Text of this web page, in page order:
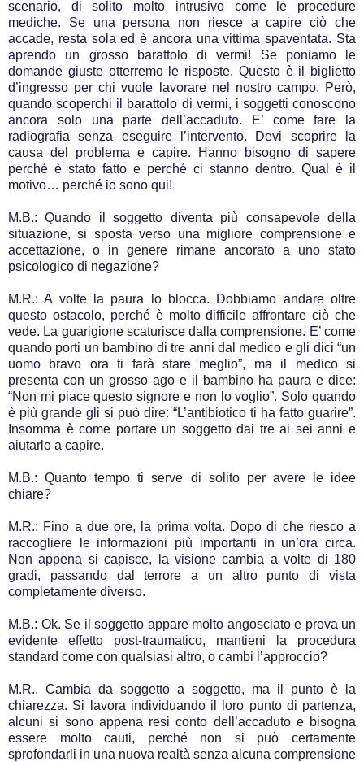
scenario, di solito molto intrusivo come le procedure
mediche. Se una persona non riesce a capire ciò che
accade, resta sola ed è ancora una vittima spaventata. Sta
aprendo un grosso barattolo di vermi! Se poniamo le
domande giuste otterremo le risposte. Questo è il biglietto
d’ingresso per chi vuole lavorare nel nostro campo. Però,
quando scoperchi il barattolo di vermi, i soggetti conoscono
ancora solo una parte dell’accaduto. E’ come fare la
radiografia senza eseguire l’intervento. Devi scoprire la
causa del problema e capire. Hanno bisogno di sapere
perché è stato fatto e perché ci stanno dentro. Qual è il
motivo… perché io sono qui!
M.B.: Quando il soggetto diventa più consapevole della
situazione, si sposta verso una migliore comprensione e
accettazione, o in genere rimane ancorato a uno stato
psicologico di negazione?
M.R.: A volte la paura lo blocca. Dobbiamo andare oltre
questo ostacolo, perché è molto difficile affrontare ciò che
vede. La guarigione scaturisce dalla comprensione. E’ come
quando porti un bambino di tre anni dal medico e gli dici “un
uomo bravo ora ti farà stare meglio”, ma il medico si
presenta con un grosso ago e il bambino ha paura e dice:
“Non mi piace questo signore e non lo voglio”. Solo quando
è più grande gli si può dire: “L’antibiotico ti ha fatto guarire”.
Insomma è come portare un soggetto dai tre ai sei anni e
aiutarlo a capire.
M.B.: Quanto tempo ti serve di solito per avere le idee
chiare?
M.R.: Fino a due ore, la prima volta. Dopo di che riesco a
raccogliere le informazioni più importanti in un’ora circa.
Non appena si capisce, la visione cambia a volte di 180
gradi, passando dal terrore a un altro punto di vista
completamente diverso.
M.B.: Ok. Se il soggetto appare molto angosciato e prova un
evidente effetto post-traumatico, mantieni la procedura
standard come con qualsiasi altro, o cambi l’approccio?
M.R.. Cambia da soggetto a soggetto, ma il punto è la
chiarezza. Si lavora individuando il loro punto di partenza,
alcuni si sono appena resi conto dell’accaduto e bisogna
essere molto cauti, perché non si può certamente
sprofondarli in una nuova realtà senza alcuna comprensione